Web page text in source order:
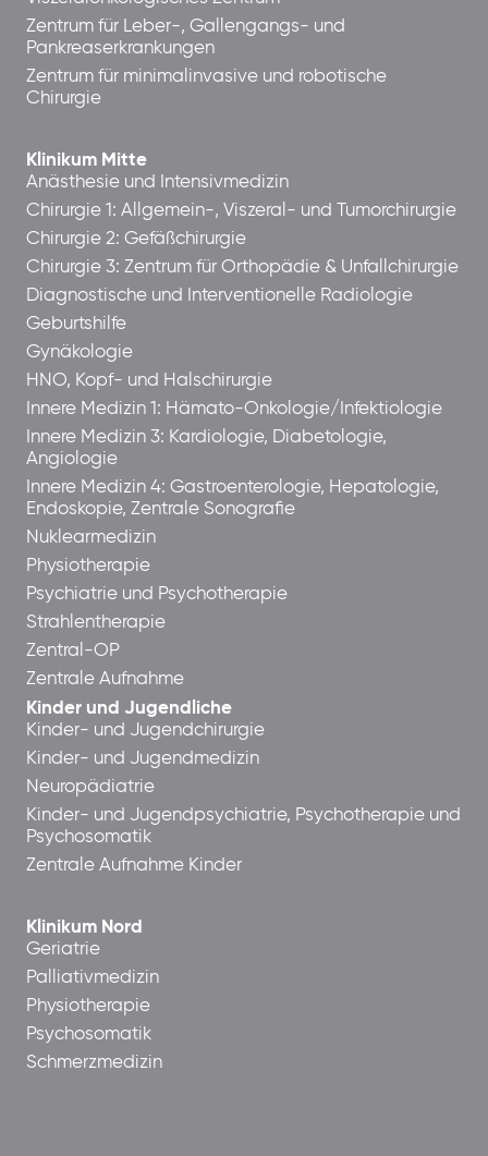
Zentrum für Leber-, Gallengangs- und
Pankreaserkrankungen
Zentrum für minimalinvasive und robotische
Chirurgie
Klinikum Mitte
Anästhesie und Intensivmedizin
Chirurgie 1: Allgemein-, Viszeral- und Tumorchirurgie
Chirurgie 2: Gefäßchirurgie
Chirurgie 3: Zentrum für Orthopädie & Unfallchirurgie
Diagnostische und Interventionelle Radiologie
Geburtshilfe
Gynäkologie
HNO, Kopf- und Halschirurgie
Innere Medizin 1: Hämato-Onkologie/Infektiologie
Innere Medizin 3: Kardiologie, Diabetologie,
Angiologie
Innere Medizin 4: Gastroenterologie, Hepatologie,
Endoskopie, Zentrale Sonografie
Nuklearmedizin
Physiotherapie
Psychiatrie und Psychotherapie
Strahlentherapie
Zentral-OP
Zentrale Aufnahme
Kinder und Jugendliche
Kinder- und Jugendchirurgie
Kinder- und Jugendmedizin
Neuropädiatrie
Kinder- und Jugendpsychiatrie, Psychotherapie und
Psychosomatik
Zentrale Aufnahme Kinder
Klinikum Nord
Geriatrie
Palliativmedizin
Physiotherapie
Psychosomatik
Schmerzmedizin